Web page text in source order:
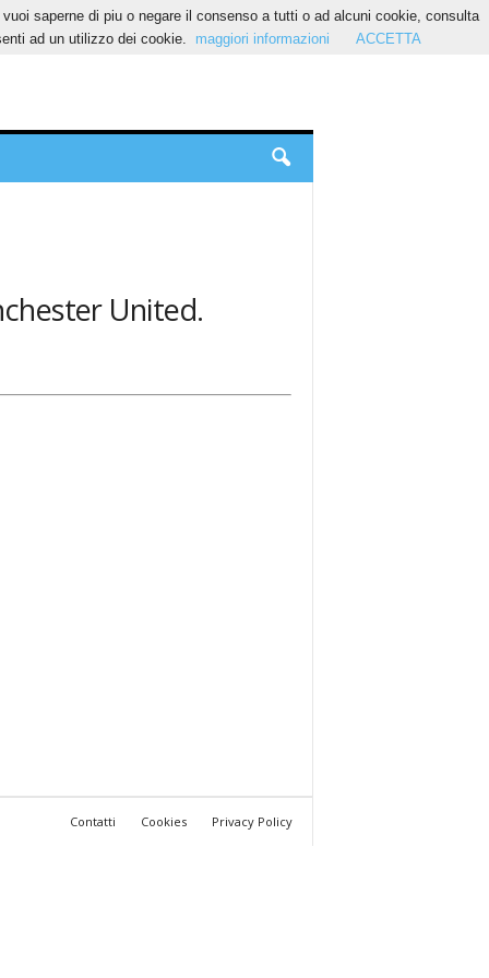
United.
Contatti Cookies Privacy Policy
saperne di piu o negare il consenso a tutti o ad alcuni cookie, consulta
ad un utilizzo dei cookie.
maggiori informazioni ACCETTA